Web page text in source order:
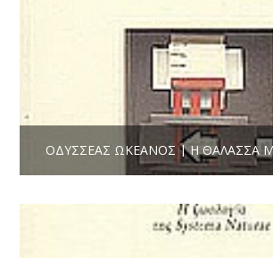
ΟΔΥΣΣΈΑΣ ΩΚΕΑΝΌΣ | Η ΘΆΛΑΣΣΑ